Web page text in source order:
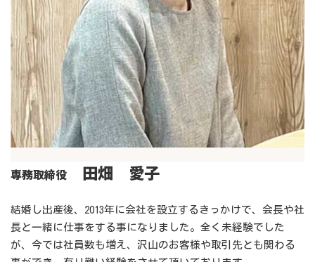
専務取締役 田畑 愛子
結婚し出産後、2013年に会社を設立するきっかけで、会長や社
長と一緒に仕事をする事になりました。全く未経験でした
が、今では社員数も増え、沢山のお客様や取引先とも関わる